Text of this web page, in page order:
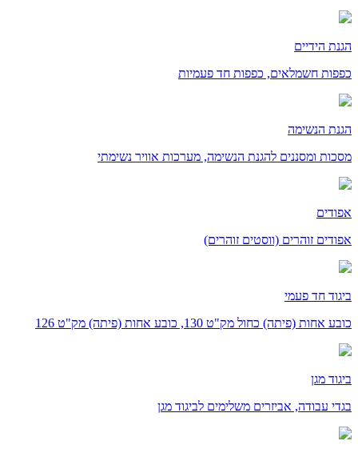
הגנת הידיים
כפפות חשמלאים, כפפות חד פעמיות
הגנת הנשימה
מסכות ומסננים להגנת הנשימה, מערכות אוויר נשימתי
אפודים
אפודים זוהרים (ווסטים זוהרים)
ביגוד חד פעמי
כובע אחות (פיתה) כחול מק"ט 130, כובע אחות (פיתה) מק"ט 126
ביגוד מגן
בגדי עבודה, אביזרים משלימים לביגוד מגן